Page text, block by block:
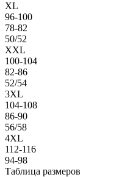
XL
96-100
78-82
50/52
XXL
100-104
82-86
52/54
3XL
104-108
86-90
56/58
4XL
112-116
94-98
Таблица размеров